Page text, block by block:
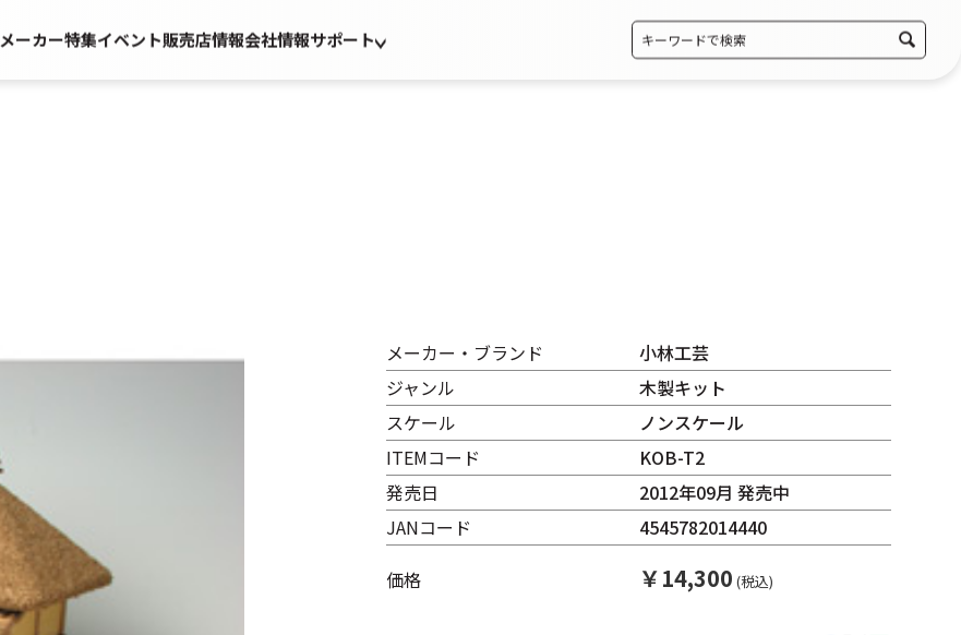
メーカー特集イベント販売店情報会社情報サポート
メーカー・ブランド
小林工芸
ジャンル
木製キット
スケール
ノンスケール
ITEMコード
KOB-T2
発売日
2012年09月 発売中
JANコード
4545782014440
価格
￥14,300 (税込)